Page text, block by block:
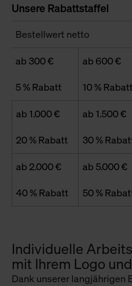
Unsere Rabattstaffel
Bestellwert netto
ab 300 €
5 % Rabatt
ab 600 €
10 % Rabatt
ab 1.000 €
20 % Rabatt
ab 1.500 €
30 %
ab 2.000 €
40 % Rabatt
ab 5.000 €
50 %
Individuelle
mit Ihrem Logo
Dank unserer langjährigen